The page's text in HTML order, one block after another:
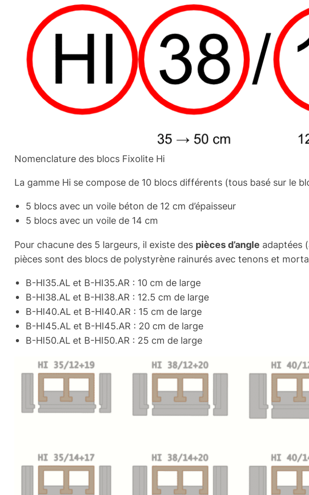
Nomenclature des blocs Fixolite Hi
La gamme Hi se compose de 10 blocs différents (tous basé sur le
5 blocs avec un voile béton de 12 cm d’épaisseur
5 blocs avec un voile de 14 cm
Pour chacune des 5 largeurs, il existe des pièces d’angle adaptées
pièces sont des blocs de polystyrène rainurés avec tenons et
B-HI35.AL et B-HI35.AR : 10 cm de large
B-HI38.AL et B-HI38.AR : 12.5 cm de large
B-HI40.AL et B-HI40.AR : 15 cm de large
B-HI45.AL et B-HI45.AR : 20 cm de large
B-HI50.AL et B-HI50.AR : 25 cm de large